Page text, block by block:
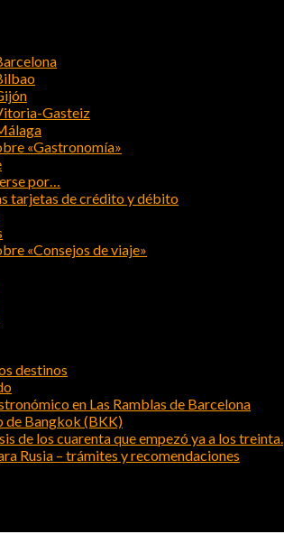
Gasteiz
«Gastronomía»
por…
tarjetas de crédito y débito
«Consejos de viaje»
destinos
en Las Ramblas de Barcelona
de Bangkok (BKK)
de los cuarenta que empezó ya a los treinta.
Rusia – trámites y recomendaciones